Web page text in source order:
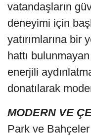
vatandaşların
deneyimi için
yatırımlarına
hattı
enerjili
donatılarak
MODERN VE
Park ve